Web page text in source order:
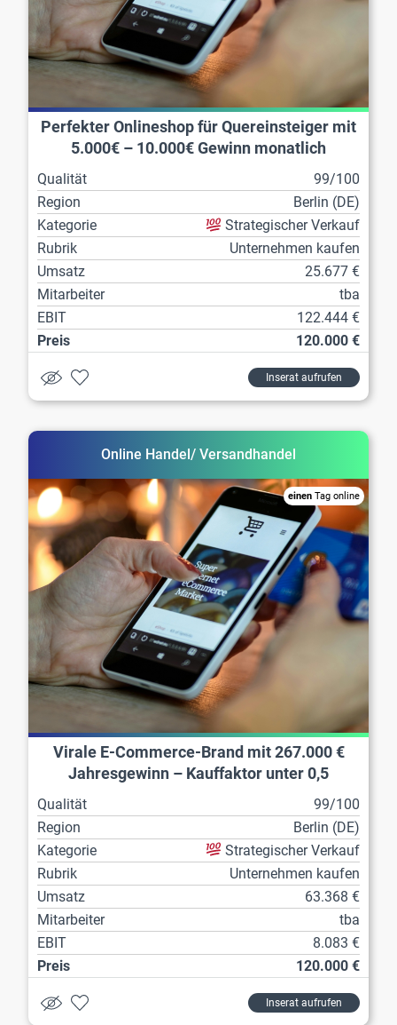
Perfekter Onlineshop für Quereinsteiger mit
5.000€ – 10.000€ Gewinn monatlich
Qualität
99/100
Region
Berlin (DE)
Kategorie
Strategischer Verkauf
Rubrik
Unternehmen kaufen
Umsatz
25.677 €
Mitarbeiter
tba
EBIT
122.444 €
Preis
120.000 €
Inserat aufrufen
Online Handel/ Versandhandel
einen Tag online
Virale E-Commerce-Brand mit 267.000 €
Jahresgewinn – Kauffaktor unter 0,5
Qualität
99/100
Region
Berlin (DE)
Kategorie
Strategischer Verkauf
Rubrik
Unternehmen kaufen
Umsatz
63.368 €
Mitarbeiter
tba
EBIT
8.083 €
Preis
120.000 €
Inserat aufrufen